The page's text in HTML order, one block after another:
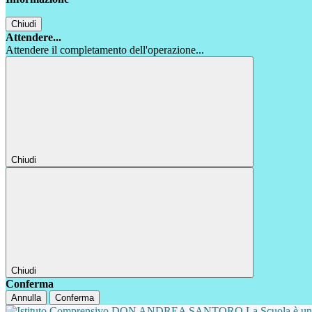
Chiudi
Attendere...
Attendere il completamento dell'operazione...
Chiudi
Chiudi
Conferma
Annulla Conferma